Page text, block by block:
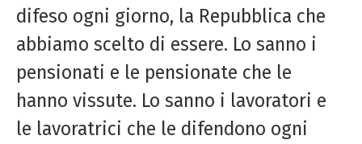
difeso ogni giorno, la Repubblica che
abbiamo scelto di essere. Lo sanno i
pensionati e le pensionate che le
hanno vissute. Lo sanno i lavoratori e
le lavoratrici che le difendono ogni